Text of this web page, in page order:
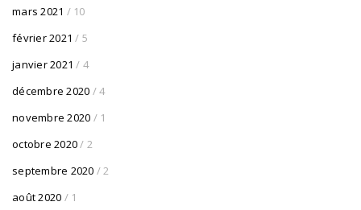
mars 2021 / 10
février 2021 / 5
janvier 2021 / 4
décembre 2020 / 4
novembre 2020 / 1
octobre 2020/ 2
septembre 2020 / 2
août 2020 / 1